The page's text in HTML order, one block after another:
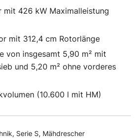
mit 426 kW Maximalleistung
mit 312,4 cm Rotorlänge
von insgesamt 5,90 m² mit
und 5,20 m² ohne vorderes
(10.600 l mit HM)
, Serie S, Mähdrescher